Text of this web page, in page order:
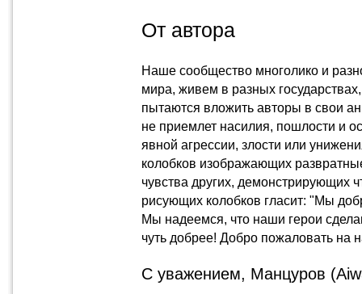
От автора
Наше сообщество многолико и
мира, живем в разных
пытаются вложить авторы в свои
не приемлет насилия, пошлости и
явной агрессии, злости или
колобков изображающих
чувства других, демонстрирующих
рисующих колобков гласит: "Мы
Мы надеемся, что наши герои
чуть добрее! Добро пожаловать на
С уважением, Манцуров